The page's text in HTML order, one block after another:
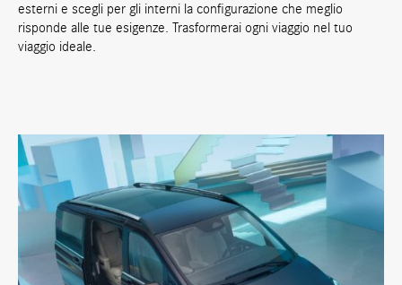
esterni e scegli per gli interni la configurazione che meglio
risponde alle tue esigenze. Trasformerai ogni viaggio nel tuo
viaggio ideale.